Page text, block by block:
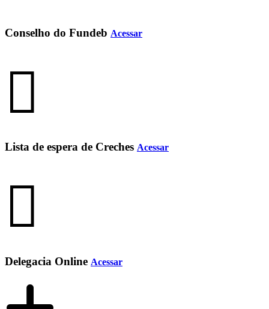
Conselho do Fundeb Acessar
Lista de espera de Creches Acessar
Delegacia Online Acessar